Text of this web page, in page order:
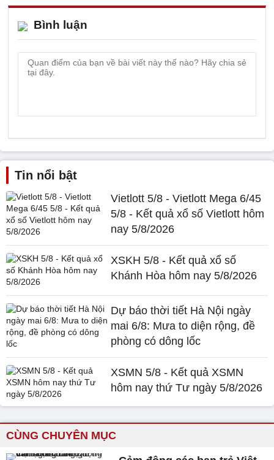
Bình luận
Tin nổi bật
Vietlott 5/8 - Vietlott Mega 6/45
5/8 - Kết quả xổ số Vietlott hôm
nay 5/8/2026
XSKH 5/8 - Kết quả xổ số
Khánh Hòa hôm nay 5/8/2026
Dự báo thời tiết Hà Nội ngày
mai 6/8: Mưa to diện rộng, đề
phòng có dông lốc
XSMN 5/8 - Kết quả XSMN
hôm nay thứ Tư ngày 5/8/2026
CÙNG CHUYÊN MỤC